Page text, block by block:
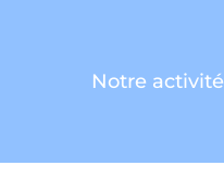
Notre activité